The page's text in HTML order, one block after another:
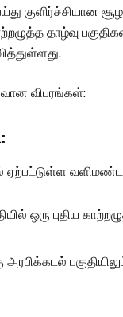
சூழல்
தாழ்வு
விபரங்கள்:
ஏற்பட்டுள்ள
ஒரு புதிய
அரபிக்கடல்